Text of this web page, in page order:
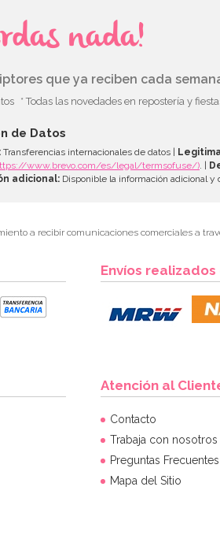
nada!
que ya reciben cada
* Todas las novedades en repostería y
de Datos
Transferencias internacionales de datos |
www.brevo.com/es/legal/termsofuse/) . |
adicional: Disponible la información adicional y
a recibir comunicaciones comerciales a
Envíos realizados
Atención al
Contacto
Trabaja con nosotros
Preguntas Frecuentes
Mapa del Sitio